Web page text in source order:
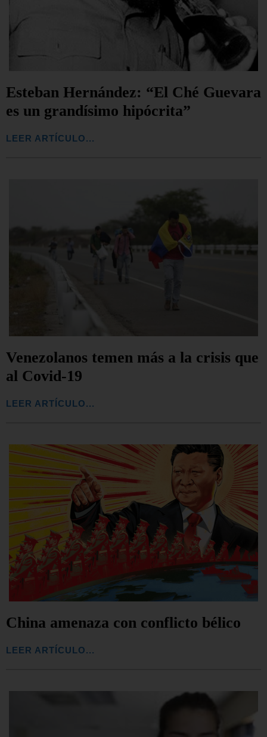
Esteban Hernández: “El Ché Guevara
es un grandísimo hipócrita”
LEER ARTÍCULO...
Venezolanos temen más a la crisis que
al Covid-19
LEER ARTÍCULO...
China amenaza con conflicto bélico
LEER ARTÍCULO...